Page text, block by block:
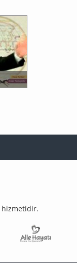
hizmetidir.
Genç Doku